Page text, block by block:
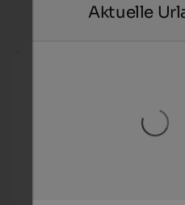
Aktuelle